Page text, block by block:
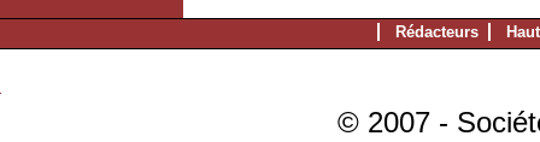
Rédacteurs
© 2007 -